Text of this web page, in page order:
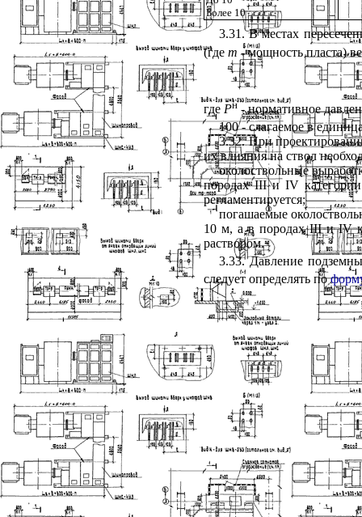
Более 10
3.31. В местах
(где m - мощность пласта)
где Рн - нормативное
100 - слагаемое в
3.32. При
их влияния на ствол
околоствольные
породах III и IV
регламентируется;
погашаемые
10 м, а в породах III и IV
раствором.
3.33. Давление
следует определять по